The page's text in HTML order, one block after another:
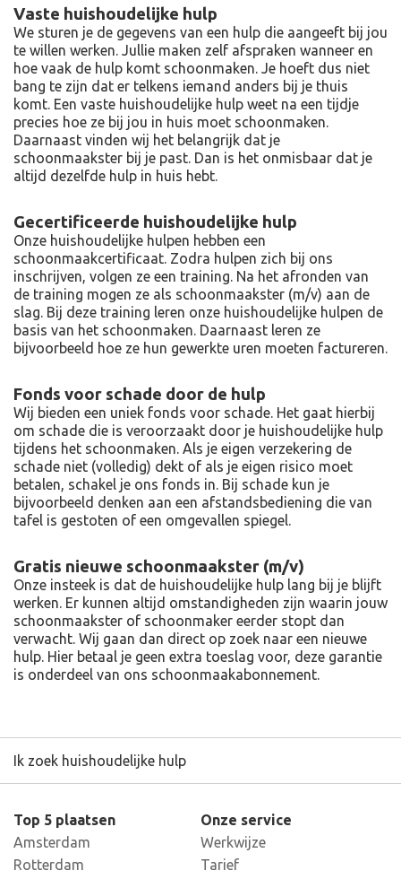
Vaste huishoudelijke hulp
We sturen je de gegevens van een hulp die aangeeft bij jou
te willen werken. Jullie maken zelf afspraken wanneer en
hoe vaak de hulp komt schoonmaken. Je hoeft dus niet
bang te zijn dat er telkens iemand anders bij je thuis
komt. Een vaste huishoudelijke hulp weet na een tijdje
precies hoe ze bij jou in huis moet schoonmaken.
Daarnaast vinden wij het belangrijk dat je
schoonmaakster bij je past. Dan is het onmisbaar dat je
altijd dezelfde hulp in huis hebt.
Gecertificeerde huishoudelijke hulp
Onze huishoudelijke hulpen hebben een
schoonmaakcertificaat. Zodra hulpen zich bij ons
inschrijven, volgen ze een training. Na het afronden van
de training mogen ze als schoonmaakster (m/v) aan de
slag. Bij deze training leren onze huishoudelijke hulpen de
basis van het schoonmaken. Daarnaast leren ze
bijvoorbeeld hoe ze hun gewerkte uren moeten factureren.
Fonds voor schade door de hulp
Wij bieden een uniek fonds voor schade. Het gaat hierbij
om schade die is veroorzaakt door je huishoudelijke hulp
tijdens het schoonmaken. Als je eigen verzekering de
schade niet (volledig) dekt of als je eigen risico moet
betalen, schakel je ons fonds in. Bij schade kun je
bijvoorbeeld denken aan een afstandsbediening die van
tafel is gestoten of een omgevallen spiegel.
Gratis nieuwe schoonmaakster (m/v)
Onze insteek is dat de huishoudelijke hulp lang bij je blijft
werken. Er kunnen altijd omstandigheden zijn waarin jouw
schoonmaakster of schoonmaker eerder stopt dan
verwacht. Wij gaan dan direct op zoek naar een nieuwe
hulp. Hier betaal je geen extra toeslag voor, deze garantie
is onderdeel van ons schoonmaakabonnement.
Ik zoek huishoudelijke hulp
Top 5 plaatsen
Amsterdam
Rotterdam
Onze service
Werkwijze
Tarief